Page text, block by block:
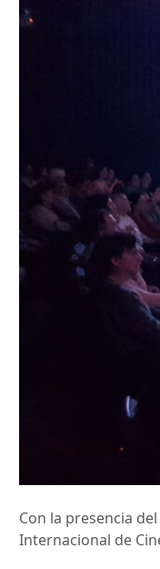
Con la presencia
Internacional de